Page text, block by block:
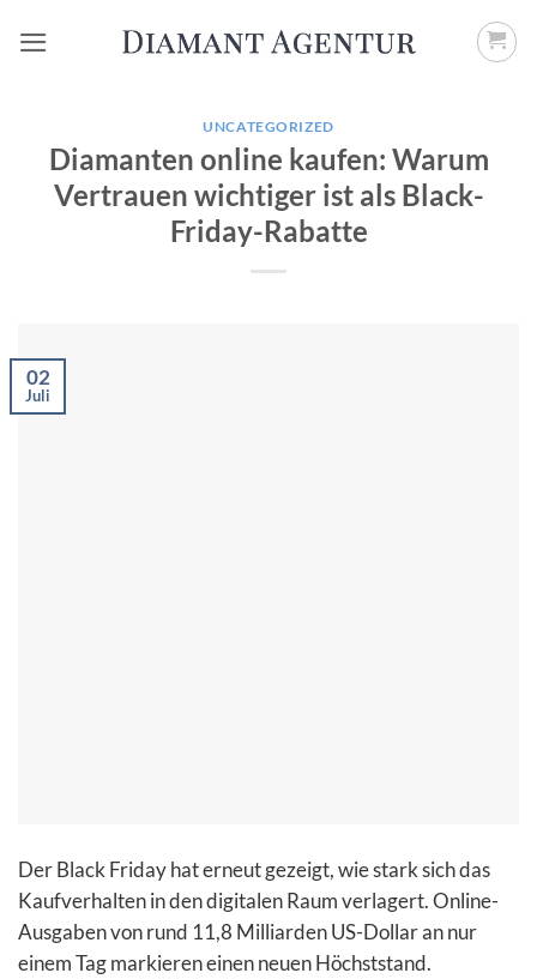
Inhalt
UNCATEGORIZED
Diamanten online kaufen: Warum
Vertrauen wichtiger ist als Black-
Friday-Rabatte
02
Juli
Der Black Friday hat erneut gezeigt, wie stark sich das
Kaufverhalten in den digitalen Raum verlagert. Online-
Ausgaben von rund 11,8 Milliarden US-Dollar an nur
einem Tag markieren einen neuen Höchststand.